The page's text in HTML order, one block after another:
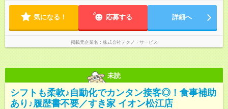
気になる！ 応募する 詳細へ
掲載元企業名 株式会社テクノ・サービス
未読
シフトも柔軟♪自動化でカンタン接客◎！食事補助
あり♪履歴書不要／すき家 イオン松江店